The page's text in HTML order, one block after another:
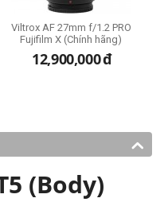
Viltrox AF 27mm f/1.2 PRO
Fujifilm X (Chính hãng)
12,900,000đ
(Body)